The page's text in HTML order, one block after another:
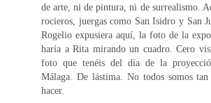
de arte, ni de pintura, ni de surrealismo.
rocieros, juergas como San Isidro y San
Rogelio expusiera aquí, la foto de la
haría a Rita mirando un cuadro. Cero
foto que tenéis del día de la
Málaga. De lástima. No todos somos
hacer.